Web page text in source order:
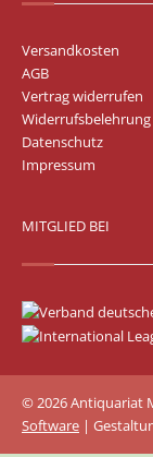
Versandkosten
AGB
Vertrag widerrufen
Widerrufsbelehrung
Datenschutz
Impressum
MITGLIED BEI
© 2026 Antiquariat
Software |